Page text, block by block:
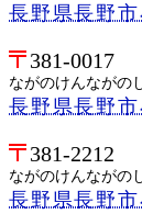
長野県長野
381-0017
ながのけんながの
長野県長野市
381-2212
ながのけんながの
長野県長野